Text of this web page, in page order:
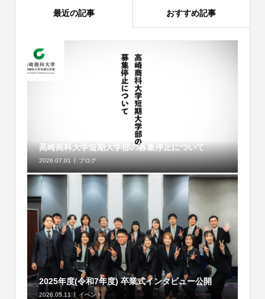
最近の記事 おすすめ記事
高崎商科大学短期大学部の募集停止について
2026.07.01 ブログ
2025年度(令和7年度) 卒業式インタビュー公開
2026.05.11 イベント